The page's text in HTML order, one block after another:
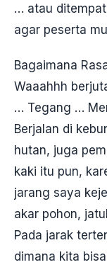
… atau
agar peserta
Bagaimana
Waaahhh
… Tegang …
Berjalan di
hutan, juga
kaki itu pun,
jarang saya
akar pohon,
Pada jarak
dimana kita